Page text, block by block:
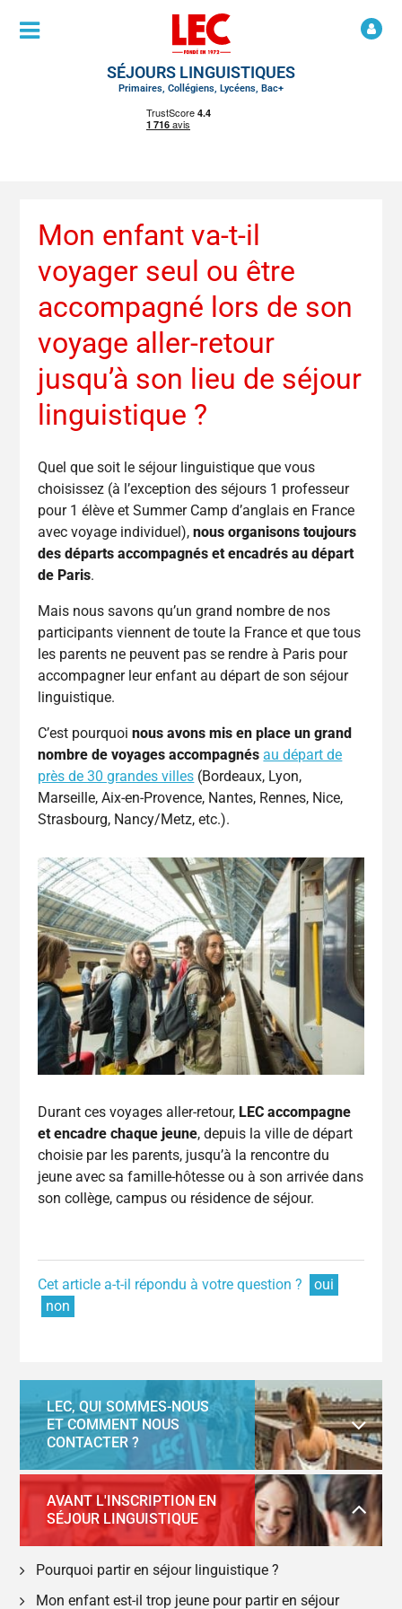
SÉJOURS LINGUISTIQUES
Primaires, Collégiens, Lycéens, Bac+
Mon enfant va-t-il
voyager seul ou être
accompagné lors de son
voyage aller-retour
jusqu’à son lieu de séjour
linguistique ?
Quel que soit le séjour linguistique que vous
choisissez (à l’exception des séjours 1 professeur
pour 1 élève et Summer Camp d’anglais en France
avec voyage individuel),nous organisons toujours
des départs accompagnés et encadrés au départ
de Paris.
Mais nous savons qu’un grand nombre de nos
participants viennent de toute la France et que tous
les parents ne peuvent pas se rendre à Paris pour
accompagner leur enfant au départ de son séjour
linguistique.
C’est pourquoinous avons mis en place un grand
nombre de voyages accompagnés au départ de
près de 30 grandes villes (Bordeaux, Lyon,
Marseille, Aix-en-Provence, Nantes, Rennes, Nice,
Strasbourg, Nancy/Metz, etc.).
Durant ces voyages aller-retour, LEC accompagne
et encadre chaque jeune, depuis la ville de départ
choisie par les parents, jusqu’à la rencontre du
jeune avec sa famille-hôtesse ou à son arrivée dans
son collège, campus ou résidence de séjour.
Cet article a-t-il répondu à votre question ?
oui
non
LEC, QUI SOMMES-NOUS
ET COMMENT NOUS
CONTACTER ?
AVANT L'INSCRIPTION EN
SÉJOUR LINGUISTIQUE
Pourquoi partir en séjour linguistique ?
Mon enfant est-il trop jeune pour partir en séjour